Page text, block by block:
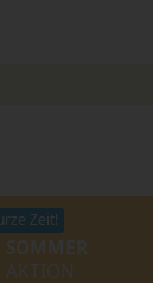
Zeit!